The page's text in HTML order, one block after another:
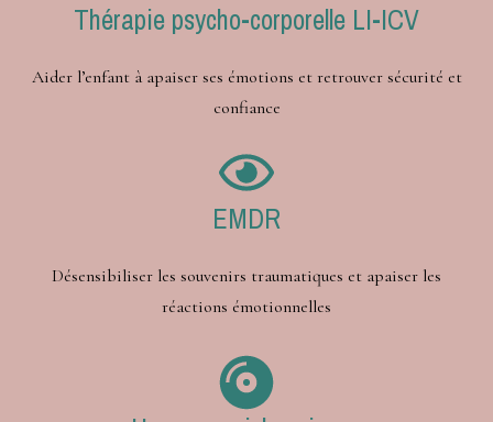
Thérapie psycho-corporelle LI-ICV
Aider l’enfant à apaiser ses émotions et retrouver sécurité et
confiance
EMDR
Désensibiliser les souvenirs traumatiques et apaiser les
réactions émotionnelles